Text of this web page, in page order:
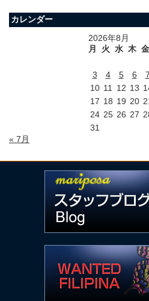
カレンダー
2026年8月
月
火 水 木 金
3
4 5 6 7
10 11 12 13
17 18 19 20
24 25 26 27
31
« 7月